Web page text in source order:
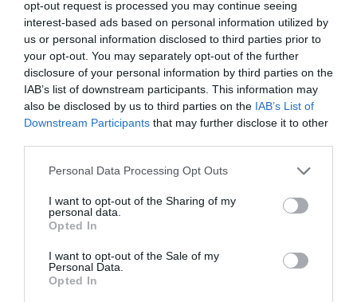
opt-out request is processed you may continue seeing
interest-based ads based on personal information utilized by
us or personal information disclosed to third parties prior to
your opt-out. You may separately opt-out of the further
disclosure of your personal information by third parties on the
IAB’s list of downstream participants. This information may
also be disclosed by us to third parties on the IAB’s List of
Downstream Participants that may further disclose it to other
Personal Data Processing Opt Outs
I want to opt-out of the Sharing of my
personal data.
Opted In
I want to opt-out of the Sale of my
Personal Data.
Opted In
Ακαδημίας 59, Αθήνα
Θέατρο Ολύμπια
Eισιτήρια:
από 8€
Πληροφορίες / Κρατήσεις:
opanda.gr
Ακολουθήστε το Culturenow.gr στο Google News
μάθετε πρώτοι όλες τις ειδήσεις
Δείτε όλα τατελευταία νέα
για την Τέχνη και τον
Πολιτισμό στο